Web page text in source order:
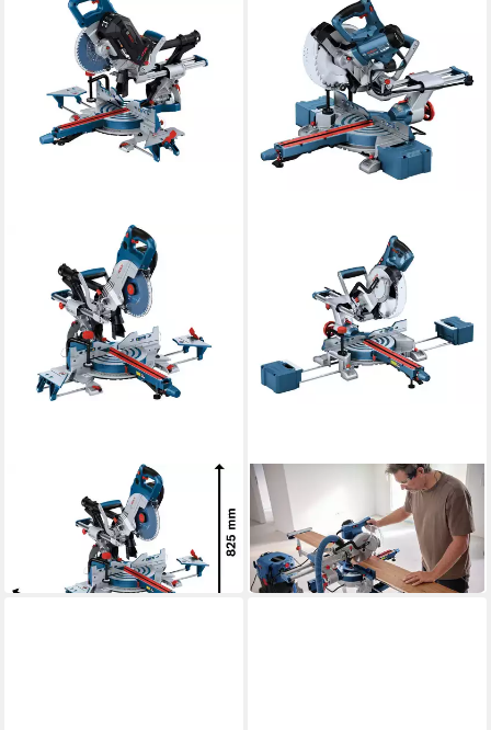
BOSCH PROFESSIONAL
Kappsäge GCM 18 V-216 DC
1.109,60 €
in 2-3 Werktagen bei dir
BOSCH
Kapp- und Gehrungssäge
GCM 305-216 D
409,00 €
in 2-3 Werktagen bei dir